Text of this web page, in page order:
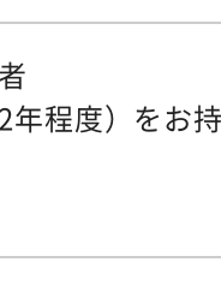
年程度）をお